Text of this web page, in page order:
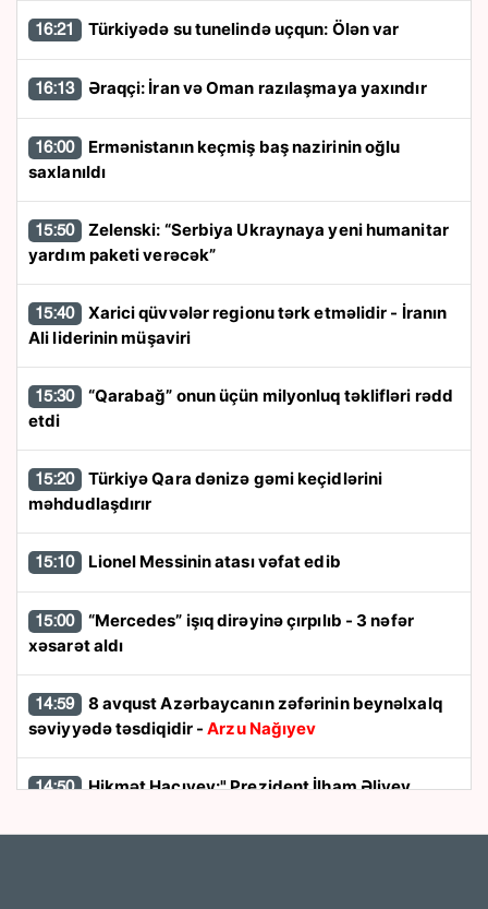
16:21 Türkiyədə su tunelində uçqun: Ölən var
16:13 Əraqçi: İran və Oman razılaşmaya yaxındır
16:00
saxlanıldı
15:50
yardım paketi verəcək”
15:40
Ali liderinin müşaviri
15:30
etdi
15:20
məhdudlaşdırır
15:10 Lionel Messinin atası vəfat edib
15:00
xəsarət aldı
14:59
səviyyədə təsdiqidir -Arzu Nağıyev
14:50 Hikmət Hacıyev:" Prezident İlham Əliyev